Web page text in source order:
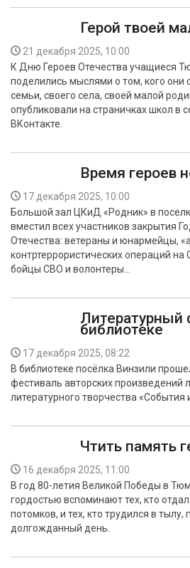
Герой твоей
21 декабря 2025, 10:00
К Дню Героев Отечества учащиеся
поделились мыслями о том, кого они
семьи, своего села, своей малой
опубликовали на страничках школ в
ВКонтакте.
Время героев
17 декабря 2025, 10:00
Большой зал ЦКиД «Родник» в
вместил всех участников закрытия
Отечества: ветераны и юнармейцы,
контртеррористических операций на
бойцы СВО и волонтеры…
Литературный
библиотеке
17 декабря 2025, 08:22
В библиотеке посёлка Винзили
фестиваль авторских произведений
литературного творчества «События
Чтить память
16 декабря 2025, 11:00
В год 80-летия Великой Победы в
гордостью вспоминают тех, кто
потомков, и тех, кто трудился в тылу,
долгожданный день.